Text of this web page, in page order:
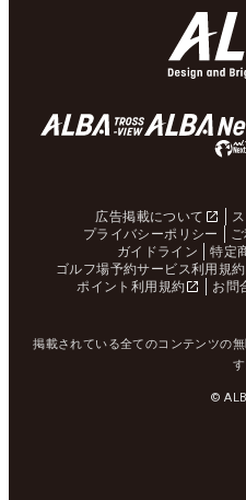
広告掲載について
プライバシーポリシー
ガイドライン
特定
ゴルフ場予約サービス利用規約
ポイント利用規約
お問
掲載されている全てのコンテンツの
す
©